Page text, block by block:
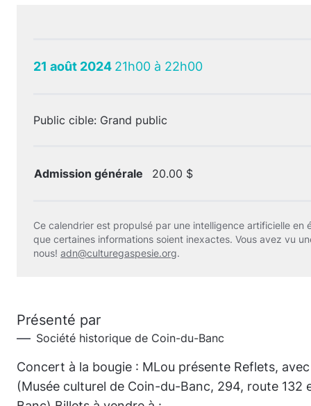
21 août 2024 21h00 à 22h00
Public cible: Grand public
Admission générale 20.00 $
Ce calendrier est propulsé par une intelligence artificielle en
que certaines informations soient inexactes. Vous avez vu
nous! adn@culturegaspesie.org.
Présenté par
Société historique de Coin-du-Banc
Concert à la bougie : MLou présente Reflets,
(Musée culturel de Coin-du-Banc, 294, route 132